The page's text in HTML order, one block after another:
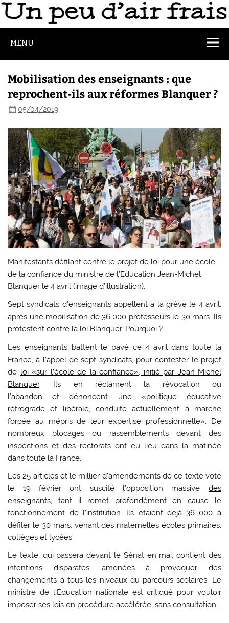
MENU
Mobilisation des enseignants : que
reprochent-ils aux réformes Blanquer ?
05/04/2019
Manifestants défilant contre le projet de loi pour une école
de la confiance du ministre de l’Education Jean-Michel
Blanquer le 4 avril (image d’illustration).
Sept syndicats d’enseignants appellent à la grève le 4 avril,
après une mobilisation de 36 000 professeurs le 30 mars. Ils
protestent contre la loi Blanquer. Pourquoi ?
Les enseignants battent le pavé ce 4 avril dans toute la
France, à l’appel de sept syndicats, pour contester le projet
de loi «sur l’école de la confiance», initié par Jean-Michel
Blanquer. Ils en réclament la révocation ou
l’abandon et dénoncent une «politique éducative
rétrograde et libérale, conduite actuellement à marche
forcée au mépris de leur expertise professionnelle». De
nombreux blocages ou rassemblements devant des
inspections et des rectorats ont eu lieu dans la matinée
dans toute la France.
Les 25 articles et le millier d’amendements de ce texte voté
le 19 février ont suscité l’opposition massive des
enseignants, tant il remet profondément en cause le
fonctionnement de l’institution. Ils étaient déjà 36 000 à
défiler le 30 mars, venant des maternelles écoles primaires,
collèges et lycées.
Le texte, qui passera devant le Sénat en mai, contient des
intentions disparates, amenées à provoquer des
changements à tous les niveaux du parcours scolaires. Le
ministre de l’Education nationale est critiqué pour vouloir
imposer ses lois en procédure accélérée, sans consultation.